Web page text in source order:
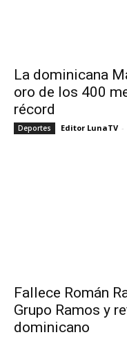
La dominicana
oro de los 400
récord
Deportes Editor LunaTV -
Fallece Román
Grupo Ramos y
dominicano